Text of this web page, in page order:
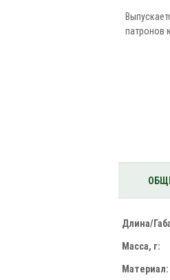
патронов
Длина/
Масса, г:
Материал: